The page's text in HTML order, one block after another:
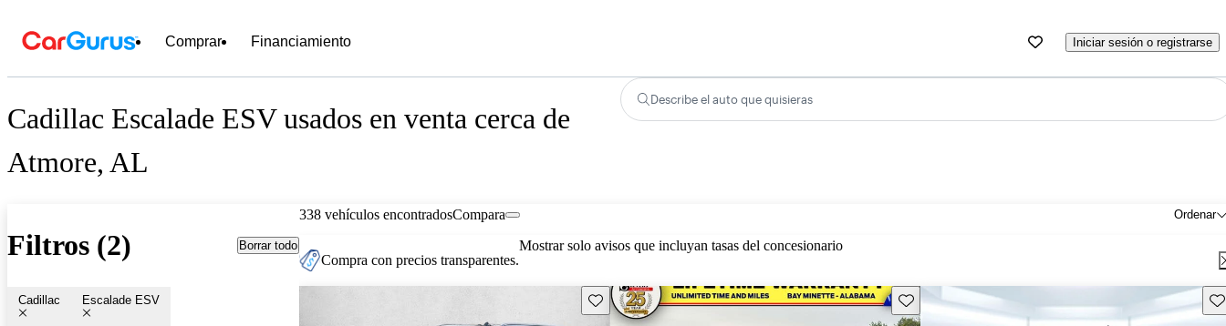
Comprar Financiamiento Iniciar sesión o registrarse
Cadillac Escalade ESV usados en venta cerca de
Atmore, AL
Describe el auto que quisieras
Filtros (2) Borrar todo
Cadillac Escalade ESV
338 vehículos encontrados Ordenar
Compara
Compra con precios transparentes.
Mostrar solo avisos que incluyan tasas del concesionario
Guarda este Aviso Guarda este Aviso